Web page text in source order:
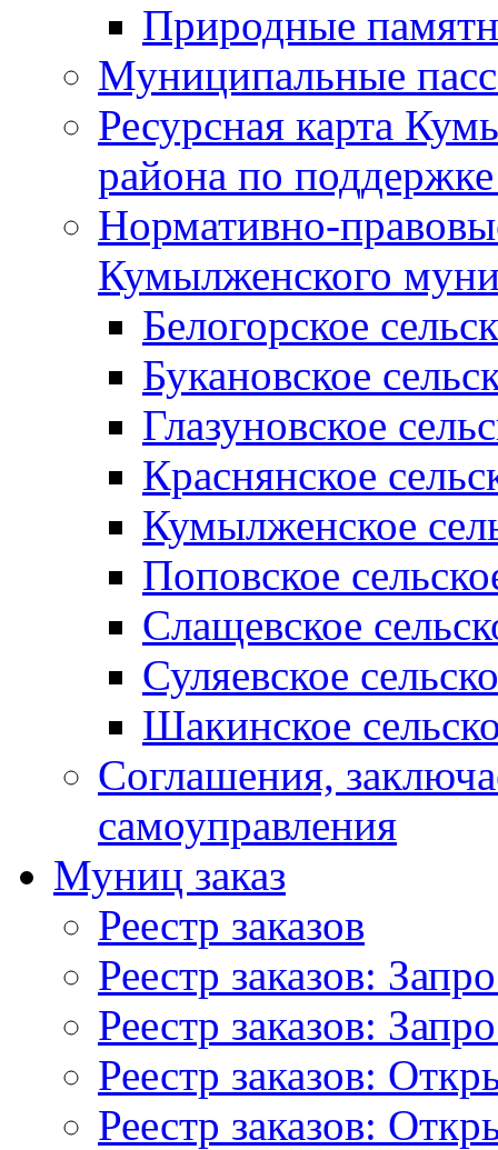
Природные
Муниципальные
Ресурсная карта
района по
Нормативно-
Кумылженского
Белогорское
Букановское
Глазуновское
Краснянское
Кумылженское
Поповское
Слащевское
Суляевское
Шакинское
Соглашения,
самоуправления
Муниц заказ
Реестр заказов
Реестр заказов:
Реестр заказов:
Реестр заказов:
Реестр заказов: